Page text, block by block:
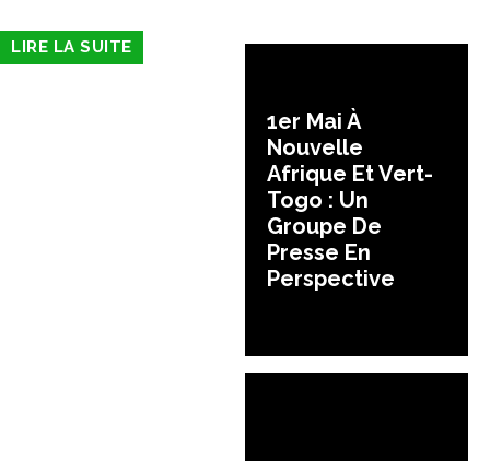
LIRE LA SUITE
1er Mai À
Nouvelle
Afrique Et Vert-
Togo : Un
Groupe De
Presse En
Perspective